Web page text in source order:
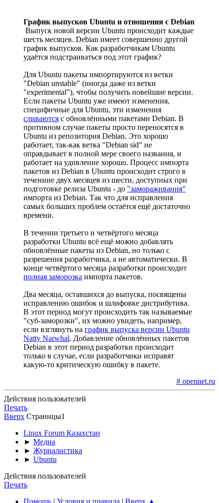
График выпусков Ubuntu и отношения с Debian
Выпуск новой версии Ubuntu происходит каждые
шесть месяцев. Debian имеет совершенно другой
график выпусков. Как разработчикам Ubuntu
удаётся подстраиваться под этот график?
Для Ubuntu пакеты импортируются из ветки
"Debian unstable" (иногда даже из ветки
"experimental"), чтобы получить новейшие версии.
Если пакеты Ubuntu уже имеют изменения,
специфичные для Ubuntu, эти изменения
сливаются с обновлёнными пакетами Debian. В
противном случае пакеты просто переносятся в
Ubuntu из репозитория Debian. Это хорошо
работает, так-как ветка "Debian sid" не
оправдывает в полной мере своего названия, и
работает на удивление хорошо. Процесс импорта
пакетов из Debian в Ubuntu происходит строго в
течениие двух месяцев из шести, доступных при
подготовке релиза Ubuntu - до "замораживания"
импорта из Debian. Так что для исправления
самых больших проблем остаётся ещё достаточно
времени.
В течении третьего и четвёртого месяца
разработки Ubuntu всё ещё можно добавлять
обновлённые пакеты из Debian, но только с
разрешения разработчика, а не автоматически. В
конце четвёртого месяца разработки происходит
полная заморозка импорта пакетов.
Два месяца, оставшихся до выпуска, посвящены
исправлению ошибок и шлифовке дистрибутива.
В этот период могут происходить так называемые
"суб-заморозки", их можно увидеть, например,
если взглянуть на график выпуска версии Ubuntu
Natty Narwhal. Добавление обновлённых пакетов
Debian в этот период разработки происходит
только в случае, если разработчики исправят
какую-то критическую ошибку в пакете.
# opennet.ru
Действия пользователей
Печать
Вверх Страницы1
Linux Forum Казахстан
► Медиа
► Журналистика
► Ubuntu
Действия пользователей
Печать
Помощь | Условия и правила | Вверх ▲